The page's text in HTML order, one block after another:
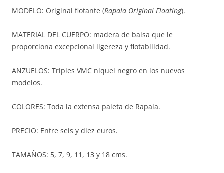
MODELO: Original flotante (Rapala Original Floating).
MATERIAL DEL CUERPO: madera de balsa que le
proporciona excepcional ligereza y flotabilidad.
ANZUELOS: Triples VMC níquel negro en los nuevos
modelos.
COLORES: Toda la extensa paleta de Rapala.
PRECIO: Entre seis y diez euros.
TAMAÑOS: 5, 7, 9, 11, 13 y 18 cms.